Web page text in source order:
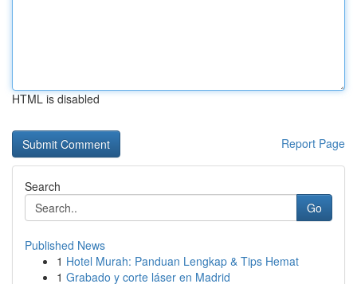
HTML is disabled
Report Page
Search
Go
Published News
1 Hotel Murah: Panduan Lengkap & Tips Hemat
1 Grabado y corte láser en Madrid